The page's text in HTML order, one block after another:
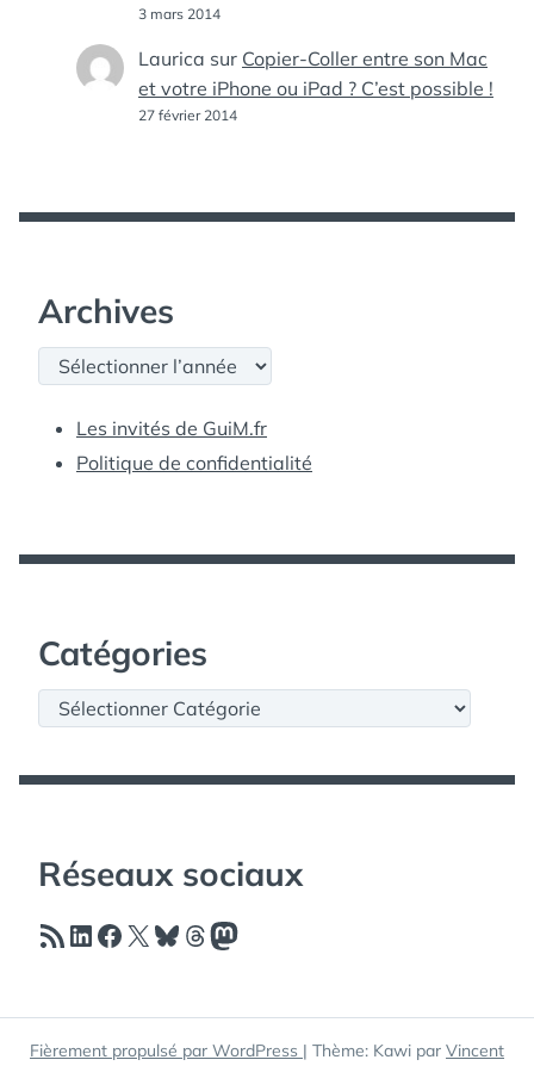
3 mars 2014
Laurica sur Copier-Coller entre son Mac
et votre iPhone ou iPad ? C’est possible !
27 février 2014
Archives
Archives
Les invités de GuiM.fr
Politique de confidentialité
Catégories
Catégories
Réseaux sociaux
Flux RSSLinkedIn
Facebook
X Bluesky
Threads
Mastodon
Fièrement propulsé par WordPress | Thème: Kawi par Vincent